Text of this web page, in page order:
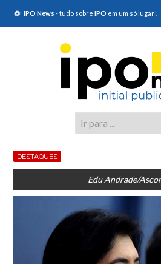
IPO News - tudo sobre IPO em um só lugar!
DESTAQUES
Edu Andrade/